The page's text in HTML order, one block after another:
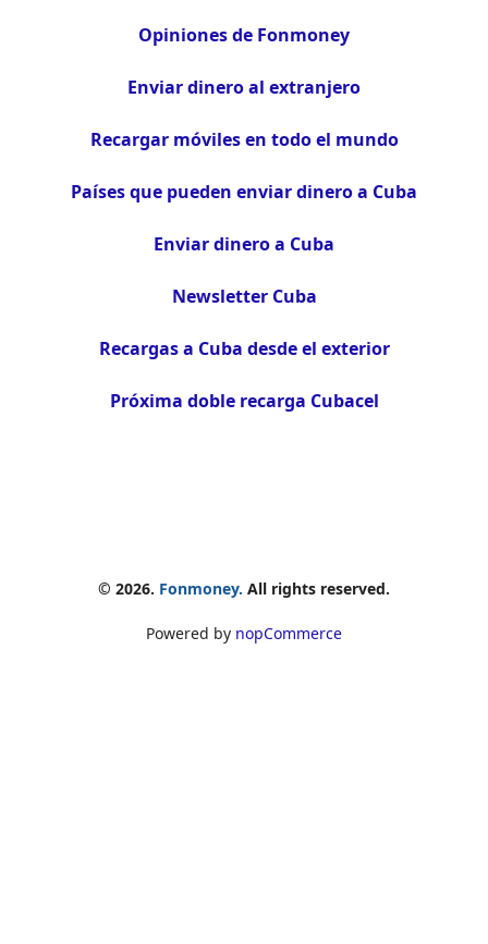
Opiniones de Fonmoney
Enviar dinero al extranjero
Recargar móviles en todo el mundo
Países que pueden enviar dinero a Cuba
Enviar dinero a Cuba
Newsletter Cuba
Recargas a Cuba desde el exterior
Próxima doble recarga Cubacel
© 2026. Fonmoney. All rights reserved.
Powered by nopCommerce